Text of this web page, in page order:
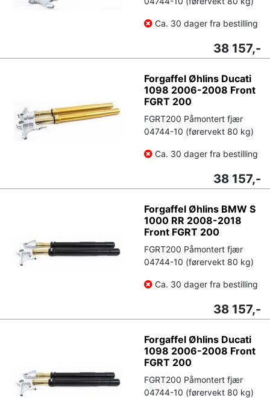
Ca. 30 dager fra bestilling
38 157,-
Forgaffel Øhlins Ducati
1098 2006-2008 Front
FGRT 200
FGRT200 Påmontert fjær
04744-10 (førervekt 80 kg)
Ca. 30 dager fra bestilling
38 157,-
Forgaffel Øhlins BMW S
1000 RR 2008-2018
Front FGRT 200
FGRT200 Påmontert fjær
04744-10 (førervekt 80 kg)
Ca. 30 dager fra bestilling
38 157,-
Forgaffel Øhlins Ducati
1098 2006-2008 Front
FGRT 200
FGRT200 Påmontert fjær
04744-10 (førervekt 80 kg)